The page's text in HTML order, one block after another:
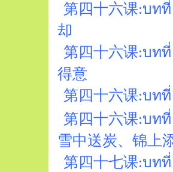
第四十六课:บท
却
第四十六课:บท
得意
第四十六课:บท
第四十六课:บท
雪中送炭、锦上
第四十七课:บท